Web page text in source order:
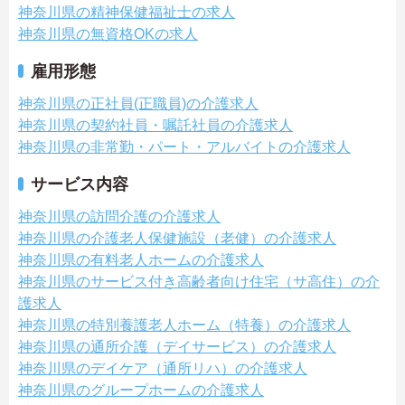
神奈川県の精神保健福祉士の求人
神奈川県の無資格OKの求人
雇用形態
神奈川県の正社員(正職員)の介護求人
神奈川県の契約社員・嘱託社員の介護求人
神奈川県の非常勤・パート・アルバイトの介護求人
サービス内容
神奈川県の訪問介護の介護求人
神奈川県の介護老人保健施設（老健）の介護求人
神奈川県の有料老人ホームの介護求人
神奈川県のサービス付き高齢者向け住宅（サ高住）の介
護求人
神奈川県の特別養護老人ホーム（特養）の介護求人
神奈川県の通所介護（デイサービス）の介護求人
神奈川県のデイケア（通所リハ）の介護求人
神奈川県のグループホームの介護求人